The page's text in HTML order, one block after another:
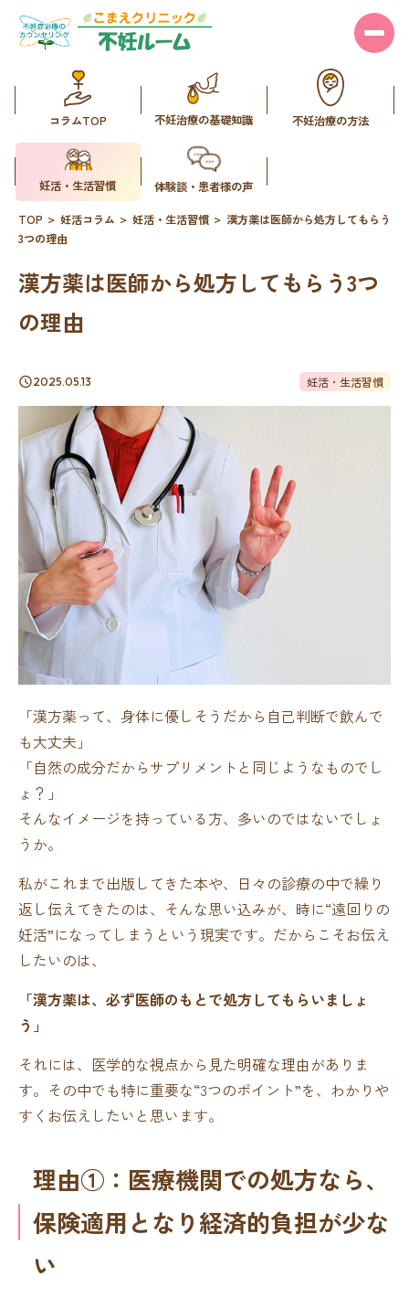
コラムTOP 不妊治療の基礎知識 不妊治療の方法
妊活・生活習慣 体験談・患者様の声
TOP 妊活コラム 妊活・生活習慣
漢方薬は医師から処方してもらう
3つの理由
漢方薬は医師から処方してもらう3つ
の理由
2025.05.13 妊活・生活習慣
「漢方薬って、身体に優しそうだから自己判断で飲んで
も大丈夫」
「自然の成分だからサプリメントと同じようなものでし
ょ？」
そんなイメージを持っている方、多いのではないでしょ
うか。
私がこれまで出版してきた本や、日々の診療の中で繰り
返し伝えてきたのは、そんな思い込みが、時に“遠回りの
妊活”になってしまうという現実です。だからこそお伝え
したいのは、
「漢方薬は、必ず医師のもとで処方してもらいましょ
う」
それには、医学的な視点から見た明確な理由がありま
す。その中でも特に重要な“3つのポイント”を、わかりや
すくお伝えしたいと思います。
理由①：医療機関での処方なら、
保険適用となり経済的負担が少な
い